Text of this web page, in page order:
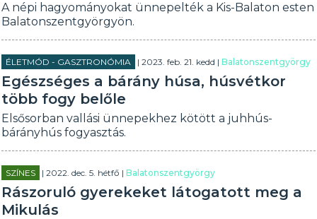
A népi hagyományokat ünnepelték a Kis-Balaton esten
Balatonszentgyörgyön.
ÉLETMÓD - GASZTRONÓMIA | 2023. feb. 21. kedd |Balatonszentgyörgy
Egészséges a bárány húsa, húsvétkor
több fogy belőle
Elsősorban vallási ünnepekhez kötött a juhhús-
bárányhús fogyasztás.
SZÍNES | 2022. dec. 5. hétfő |Balatonszentgyörgy
Rászoruló gyerekeket látogatott meg a
Mikulás